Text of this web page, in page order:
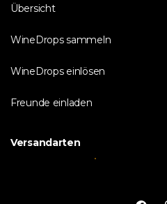
Übersicht
WineDrops sammeln
WineDrops einlösen
Freunde einladen
Versandarten